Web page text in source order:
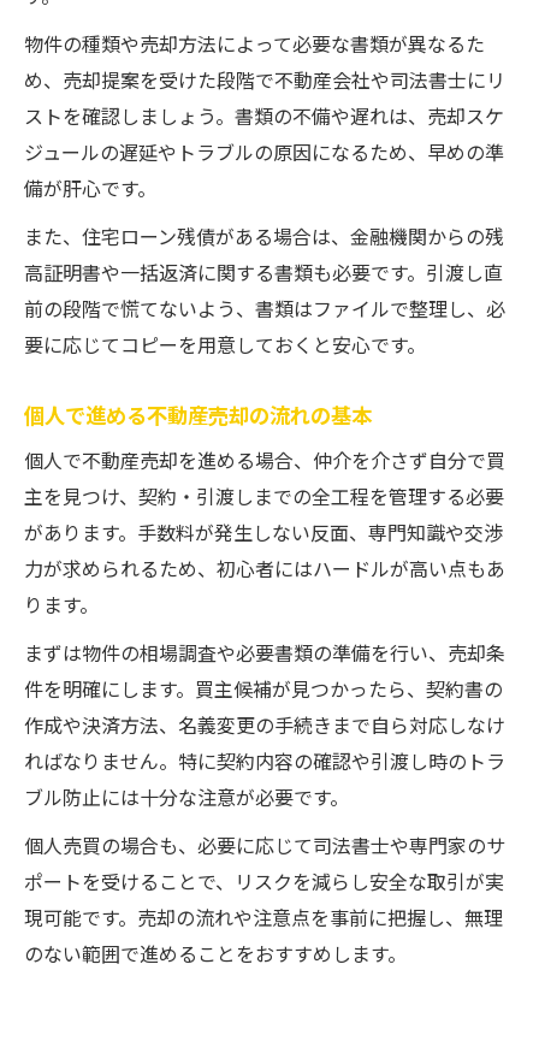
物件の種類や売却方法によって必要な書類が異なるた
め、売却提案を受けた段階で不動産会社や司法書士にリ
ストを確認しましょう。書類の不備や遅れは、売却スケ
ジュールの遅延やトラブルの原因になるため、早めの準
備が肝心です。
また、住宅ローン残債がある場合は、金融機関からの残
高証明書や一括返済に関する書類も必要です。引渡し直
前の段階で慌てないよう、書類はファイルで整理し、必
要に応じてコピーを用意しておくと安心です。
個人で進める不動産売却の流れの基本
個人で不動産売却を進める場合、仲介を介さず自分で買
主を見つけ、契約・引渡しまでの全工程を管理する必要
があります。手数料が発生しない反面、専門知識や交渉
力が求められるため、初心者にはハードルが高い点もあ
ります。
まずは物件の相場調査や必要書類の準備を行い、売却条
件を明確にします。買主候補が見つかったら、契約書の
作成や決済方法、名義変更の手続きまで自ら対応しなけ
ればなりません。特に契約内容の確認や引渡し時のトラ
ブル防止には十分な注意が必要です。
個人売買の場合も、必要に応じて司法書士や専門家のサ
ポートを受けることで、リスクを減らし安全な取引が実
現可能です。売却の流れや注意点を事前に把握し、無理
のない範囲で進めることをおすすめします。